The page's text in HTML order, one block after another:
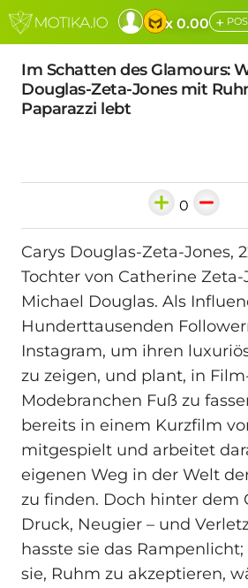
x 0.00 +
Im Schatten des Glamours:
Douglas-Zeta-Jones mit
Paparazzi lebt
0
Carys Douglas-Zeta-Jones,
Tochter von Catherine
Michael Douglas. Als
Hunderttausenden
Instagram, um ihren
zu zeigen, und plant, in
Modebranchen Fuß zu
bereits in einem Kurzfilm
mitgespielt und arbeitet
eigenen Weg in der Welt
zu finden. Doch hinter dem
Druck, Neugier – und
hasste sie das
sie, Ruhm zu akzeptieren,